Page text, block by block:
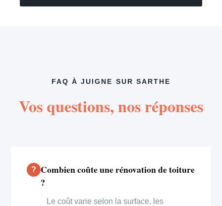
FAQ À JUIGNE SUR SARTHE
Vos questions, nos réponses
Combien coûte une rénovation de toiture
?
Le coût varie selon la surface, les